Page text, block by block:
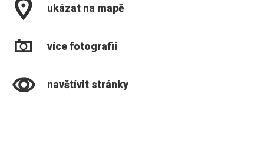
ukázat na mapě
více fotografií
navštívit stránky